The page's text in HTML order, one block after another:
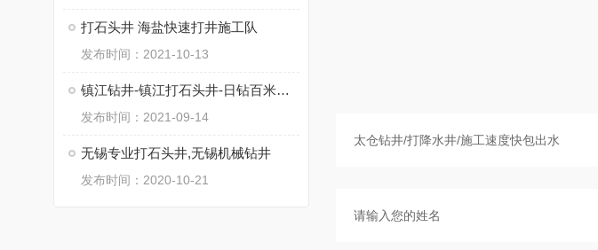
打石头井 海盐快速打井施工队
发布时间：2021-10-13
镇江钻井-镇江打石头井-日钻百米不用水电
发布时间：2021-09-14
无锡专业打石头井,无锡机械钻井
发布时间：2020-10-21